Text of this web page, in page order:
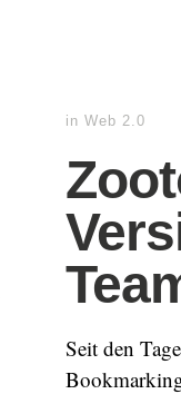
in Web 2.0
Seit den